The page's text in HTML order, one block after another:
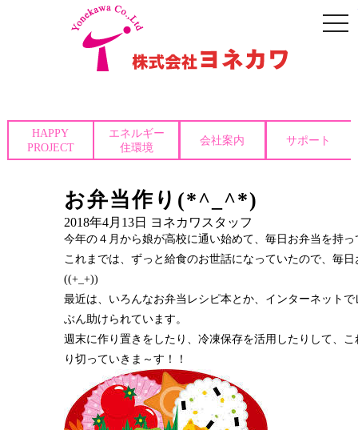
HAPPY
PROJECT
エネルギー
住環境
会社案内 サポート
お弁当作り(*^_^*)
2018年4月13日 ヨネカワスタッフ
今年の４月から娘が高校に通い始めて、毎日お弁当を持
これまでは、ずっと給食のお世話になっていたので、毎
((+_+))
最近は、いろんなお弁当レシピ本とか、インターネット
ぶん助けられています。
週末に作り置きをしたり、冷凍保存を活用したりして、
り切っていきま～す！！